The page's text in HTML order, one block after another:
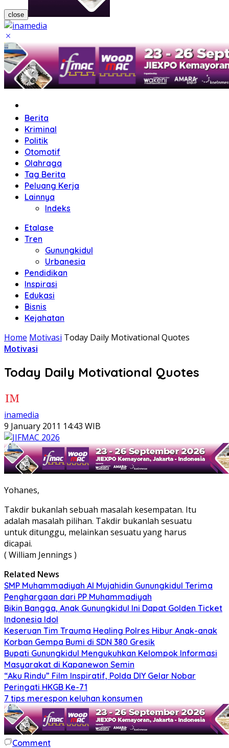
close
Berita
Kriminal
Politik
Otomotif
Olahraga
Tag Berita
Peluang Kerja
Lainnya
Indeks
Etalase
Tren
Gunungkidul
Urbanesia
Pendidikan
Inspirasi
Edukasi
Bisnis
Kejahatan
Home Motivasi Today Daily Motivational Quotes
Motivasi
Today Daily Motivational Quotes
inamedia
9 January 2011 14:43 WIB
Yohanes,
Takdir bukanlah sebuah masalah kesempatan. Itu
adalah masalah pilihan. Takdir bukanlah sesuatu
untuk ditunggu, melainkan sesuatu yang harus
dicapai.
( William Jennings )
Related News
SMP Muhammadiyah Al Mujahidin Gunungkidul Terima
Penghargaan dari PP Muhammadiyah
Bikin Bangga, Anak Gunungkidul Ini Dapat Golden Ticket
Indonesia Idol
Keseruan Tim Trauma Healing Polres Hibur Anak-anak
Korban Gempa Bumi di SDN 380 Gresik
Bupati Gunungkidul Mengukuhkan Kelompok Informasi
Masyarakat di Kapanewon Semin
“Aku Rindu” Film Inspiratif, Polda DIY Gelar Nobar
Peringati HKGB Ke-71
7 tips merespon keluhan konsumen
Comment